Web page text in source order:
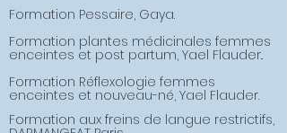
Formation Pessaire, Gaya.
Formation plantes médicinales femmes
enceintes et post partum, Yael Flauder..
Formation Réflexologie femmes
enceintes et nouveau-né, Yael Flauder.
Formation aux freins de langue restrictifs,